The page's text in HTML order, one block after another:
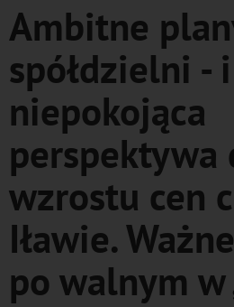
Ambitne
spółdzielni - i
niepokojąca
perspektywa
wzrostu cen
Iławie.
po walnym w